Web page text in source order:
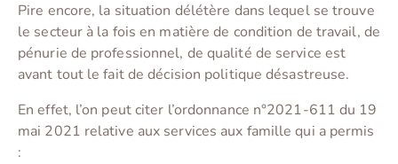
Pire encore, la situation délétère dans lequel se trouve
le secteur à la fois en matière de condition de travail, de
pénurie de professionnel, de qualité de service est
avant tout le fait de décision politique désastreuse.
En effet, l’on peut citer l’ordonnance n°2021-611 du 19
mai 2021 relative aux services aux famille qui a permis
: